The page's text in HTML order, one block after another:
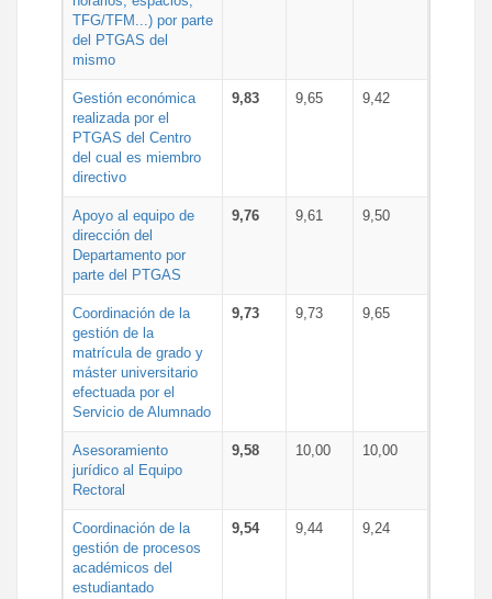
TFG/TFM...) por parte
del PTGAS del
mismo
Gestión económica
realizada por el
PTGAS del Centro
del cual es miembro
directivo
9,83 9,65 9,42
Apoyo al equipo de
dirección del
Departamento por
parte del PTGAS
9,76 9,61 9,50
Coordinación de la
gestión de la
matrícula de grado y
máster universitario
efectuada por el
Servicio de Alumnado
9,73 9,73 9,65
Asesoramiento
jurídico al Equipo
Rectoral
9,58 10,00 10,00
Coordinación de la
gestión de procesos
académicos del
estudiantado
9,54 9,44 9,24